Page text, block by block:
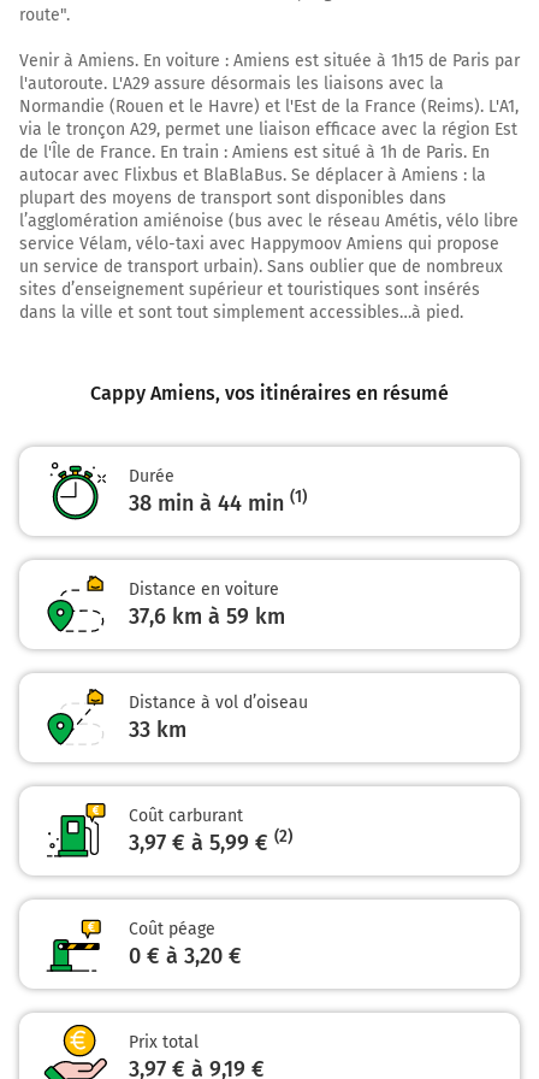
Corbie) et continuer sur 240 mètres
A16
Calais
Rouen
Amiens-Nord
Espace Industriel-Nord
Hôpital-Nord
Route de Corbie
Corbie) et continuer sur 1,4 kilomètre
Au rond-point, prendre la 1ère sortie sur D1 (Route de
Corbie) et continuer sur 1,9 kilomètre
33,3 km
Continuer Rue Valentin Haüy sur 500 mètres
35,1 km
continuer sur 5 mètres
Continuer Chaussée Saint-Pierre sur 650 mètres
Tourner à gauche sur Rue des Déportés et continuer
sur 550 mètres
Rue des Déportés
36,3 km
36,8 km
36,8 km
route".
Venir à Amiens. En voiture : Amiens est située à 1h15 de Paris par
l'autoroute. L'A29 assure désormais les liaisons avec la
Normandie (Rouen et le Havre) et l'Est de la France (Reims). L'A1,
via le tronçon A29, permet une liaison efficace avec la région Est
de l'Île de France. En train : Amiens est situé à 1h de Paris. En
autocar avec Flixbus et BlaBlaBus. Se déplacer à Amiens : la
plupart des moyens de transport sont disponibles dans
l’agglomération amiénoise (bus avec le réseau Amétis, vélo libre
service Vélam, vélo-taxi avec Happymoov Amiens qui propose
un service de transport urbain). Sans oublier que de nombreux
sites d’enseignement supérieur et touristiques sont insérés
dans la ville et sont tout simplement accessibles…à pied.
Cappy Amiens, vos itinéraires en résumé
Durée
38 min à 44 min (1)
Distance en voiture
37,6 km à 59 km
Distance à vol d’oiseau
33 km
Coût carburant
3,97 € à 5,99 € (2)
Coût péage
0 € à 3,20 €
Prix total
3,97 € à 9,19 €